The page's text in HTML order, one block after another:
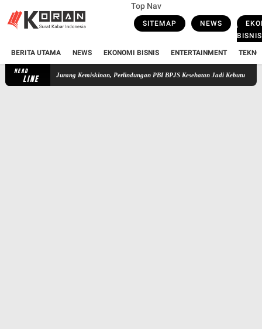
Top Nav
SITEMAP NEWS
BISNIS
BERITA UTAMA NEWS EKONOMI BISNIS ENTERTAINMENT
HEAD
LINE
ke Jurang Kemiskinan, Perlindungan PBI BPJS Kesehatan Jadi Kebutuhan DPR